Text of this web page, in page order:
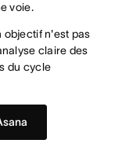
voie.
objectif n'est pas
claire des
du cycle